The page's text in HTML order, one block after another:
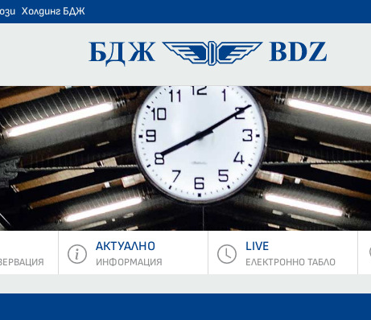
Холдинг БДЖ
БДЖ -
АКТУАЛНО
ИНФОРМАЦИЯ
LIVE
ЕЛЕКТРОННО ТАБЛО